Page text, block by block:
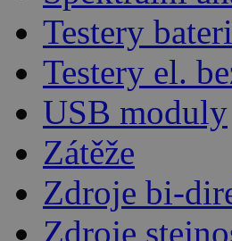
Testery
Testery el.
USB moduly
Zátěže
Zdroje bi-
Zdroje